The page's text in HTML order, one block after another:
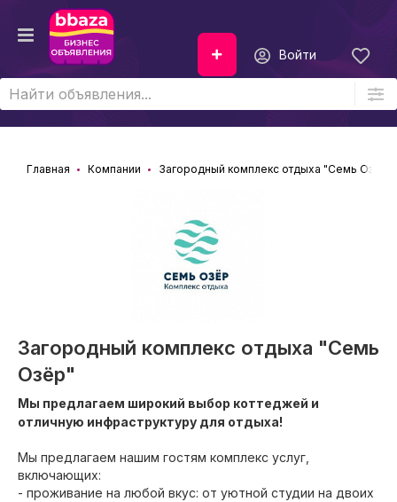
Войти
Главная Компании Загородный комплекс отдыха "Семь Озёр"
Загородный комплекс отдыха "Семь
Озёр"
Мы предлагаем широкий выбор коттеджей и
отличную инфраструктуру для отдыха!
Мы предлагаем нашим гостям комплекс услуг,
включающих:
- проживание на любой вкус: от уютной студии на двоих